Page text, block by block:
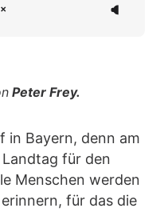
Peter Frey.
in Bayern, denn am
für den
Menschen werden
für das die